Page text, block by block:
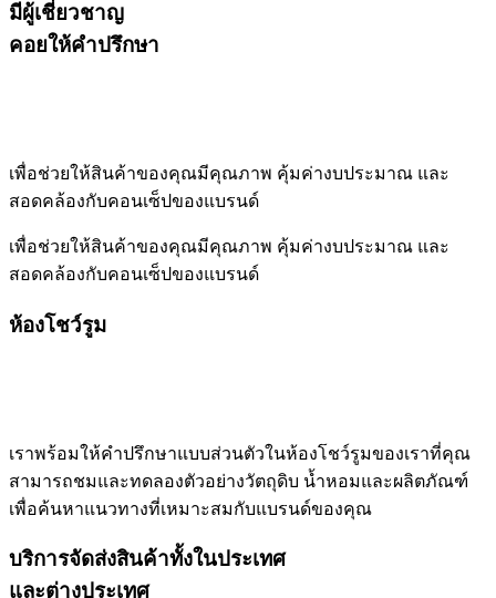
มีผู้เชี่ยวชาญ
คอยให้คำปรึกษา
เพื่อช่วยให้สินค้าของคุณมีคุณภาพ คุ้มค่างบประมาณ และ
สอดคล้องกับคอนเซ็ปของแบรนด์
เพื่อช่วยให้สินค้าของคุณมีคุณภาพ คุ้มค่างบประมาณ และ
สอดคล้องกับคอนเซ็ปของแบรนด์
ห้องโชว์รูม
เราพร้อมให้คำปรึกษาแบบส่วนตัวในห้องโชว์รูมของเราที่คุณ
สามารถชมและทดลองตัวอย่างวัตถุดิบ น้ำหอมและผลิตภัณฑ์
เพื่อค้นหาแนวทางที่เหมาะสมกับแบรนด์ของคุณ
บริการจัดส่งสินค้าทั้งในประเทศ
และต่างประเทศ